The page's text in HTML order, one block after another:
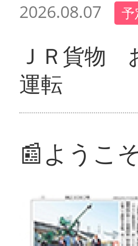
2026.08.07
ＪＲ貨物
運転
📰ようこ